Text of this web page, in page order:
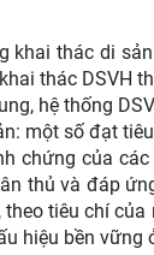
khai thác di
thác
hệ thống
một số đạt
chứng của
thủ và đáp
tiêu chí
hiệu bền vững